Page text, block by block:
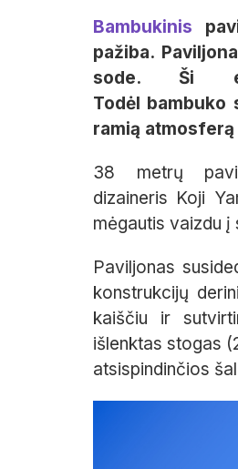
Bambukinis
pažiba.
sode. Ši
Todėl bambuko
ramią
38 metrų
dizaineris Koji
mėgautis vaizdu į
Paviljonas
konstrukcijų derini
kaiščiu ir
išlenktas stogas
atsispindinčios